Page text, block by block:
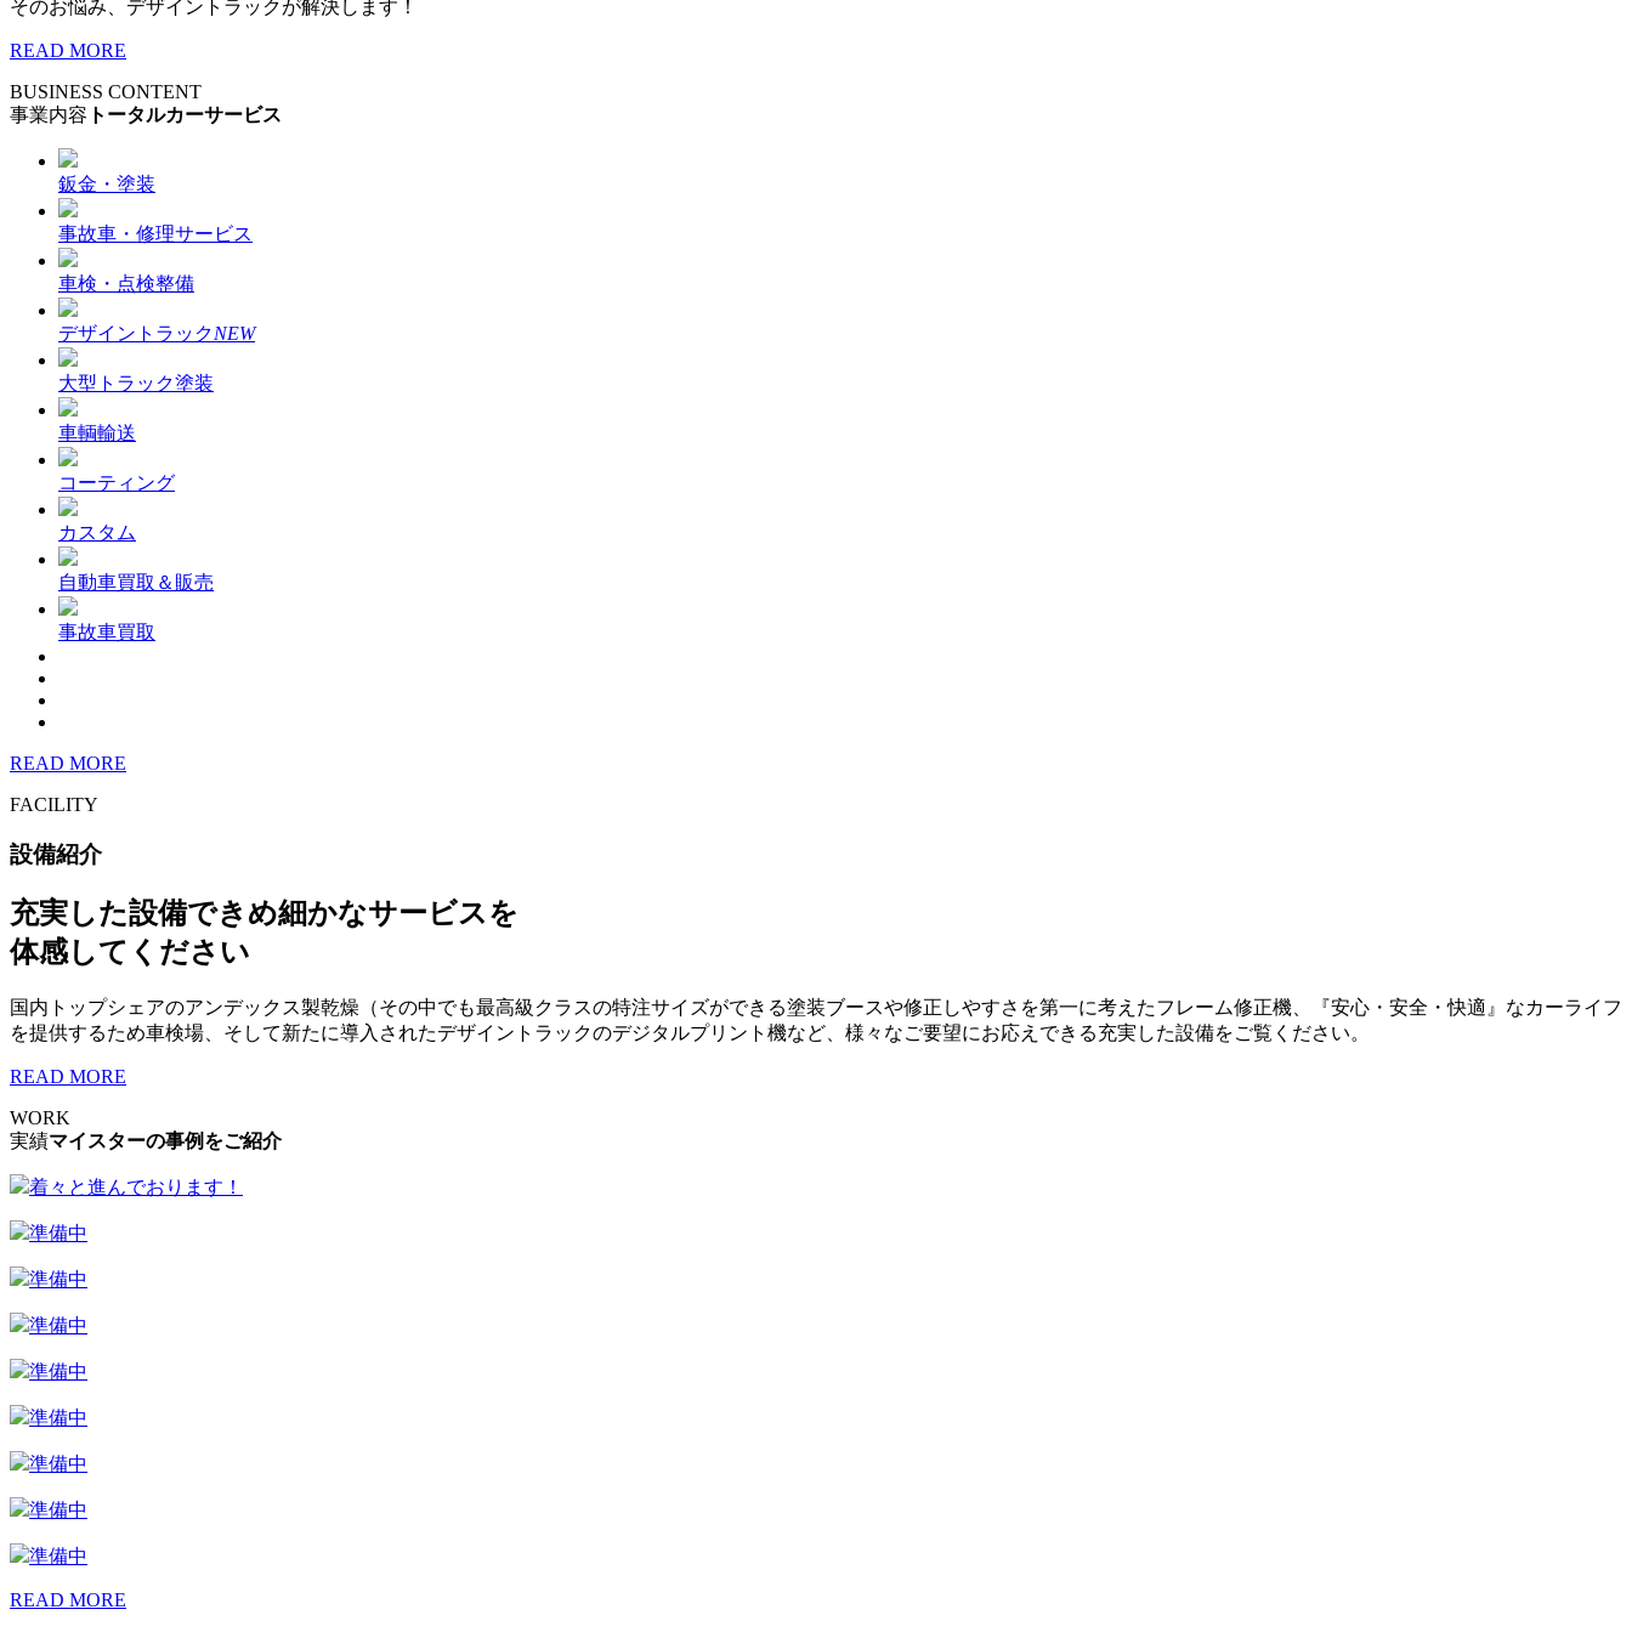
そのお悩み、デザイントラックが解決します！
READ MORE
BUSINESS CONTENT
事業内容 トータルカーサービス
鈑金・塗装
事故車・修理サービス
車検・点検整備
デザイントラックNEW
大型トラック塗装
車輌輸送
コーティング
カスタム
自動車買取＆販売
事故車買取
READ MORE
FACILITY
設備紹介
充実した設備できめ細かなサービスを
体感してください
国内トップシェアのアンデックス製乾燥（その中でも最高級クラスの特注サイズができる塗装ブースや修正しやすさを第一に考えたフレーム修正機、『安心・安全・快適』なカーライフ
を提供するため車検場、そして新たに導入されたデザイントラックのデジタルプリント機など、様々なご要望にお応えできる充実した設備をご覧ください。
READ MORE
WORK
実績マイスターの事例をご紹介
着々と進んでおります！
準備中
準備中
準備中
準備中
準備中
準備中
準備中
準備中
READ MORE